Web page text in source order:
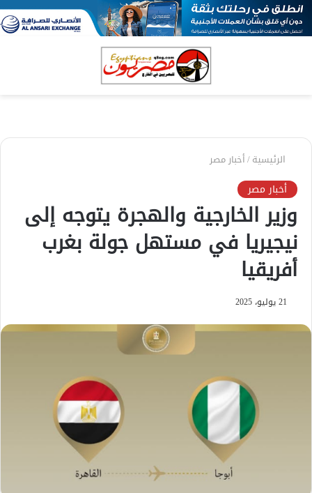
الرئيسية/أخبار مصر
أخبار مصر
وزير الخارجية والهجرة يتوجه إلى
نيجيريا في مستهل جولة بغرب
أفريقيا
21 يوليو، 2025